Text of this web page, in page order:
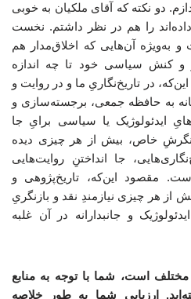
دو نکته که آقای ملکیان به‌ خوبی
را هم در نظر داشتم. نخست
به‌ویژه آن‌هایی که اخلاق‌مدار هم
و کنش سیاسی خود تا چه اندازه
در تاریخ‌نگاریِ ما و در روایت و
به حافظه جمعی، برجسته‌سازی و
ایدئولوژیک یا سیاسی برایِ جا
نگرشِ خاص، بیش از هر چیزی دیده
جا انداختنِ روایت‌هایی
مقصود این‌که، تاریخ‌پژوهی و
از هر چیزی نیازمندِ نقد و بازنگریِ
و جانبدارانه در آن غلبه
مختلف است، شما با توجه به منابع
ارزیابی شما به طور خلاصه